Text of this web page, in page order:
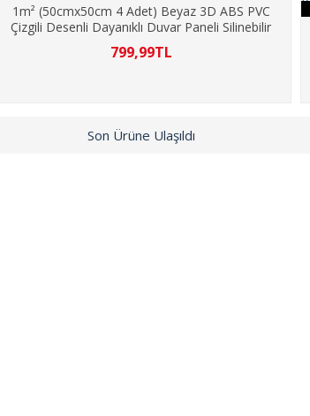
1m² (50cmx50cm 4 Adet) Beyaz 3D ABS PVC
Çizgili Desenli Dayanıklı Duvar Paneli Silinebilir
799,99TL
Son Ürüne Ulaşıldı